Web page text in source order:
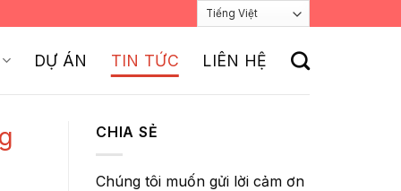
DỰ ÁN TIN TỨC LIÊN HỆ
CHIA SẺ
Chúng tôi muốn gửi lời cảm ơn